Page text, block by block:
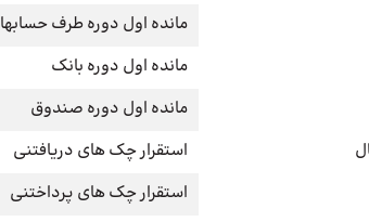
مانده اول دوره طرف حسابها
مانده اول دوره بانک
مانده اول دوره صندوق
استقرار چک های دریافتنی
استقرار چک های پرداختنی